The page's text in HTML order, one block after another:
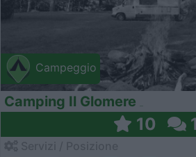
Campeggio
Camping Il Glomere
10 1